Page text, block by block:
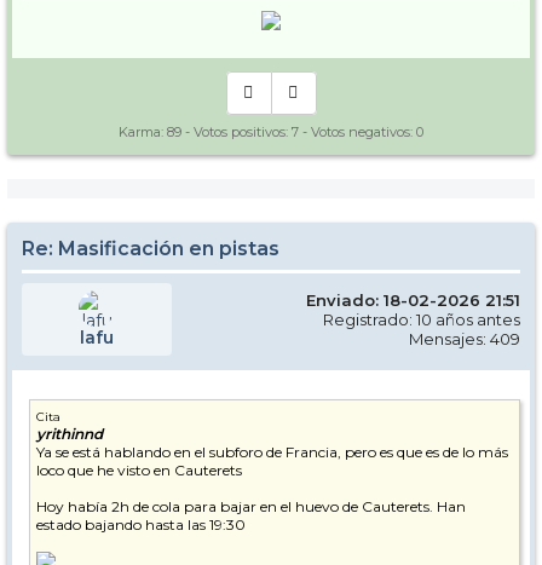
Karma: 89 - Votos positivos: 7 - Votos negativos: 0
Re: Masificación en pistas
lafu
Enviado: 18-02-2026 21:51
Registrado: 10 años antes
Mensajes: 409
Cita
yrithinnd
Ya se está hablando en el subforo de Francia, pero es que es de lo más
loco que he visto en Cauterets
Hoy había 2h de cola para bajar en el huevo de Cauterets. Han
estado bajando hasta las 19:30